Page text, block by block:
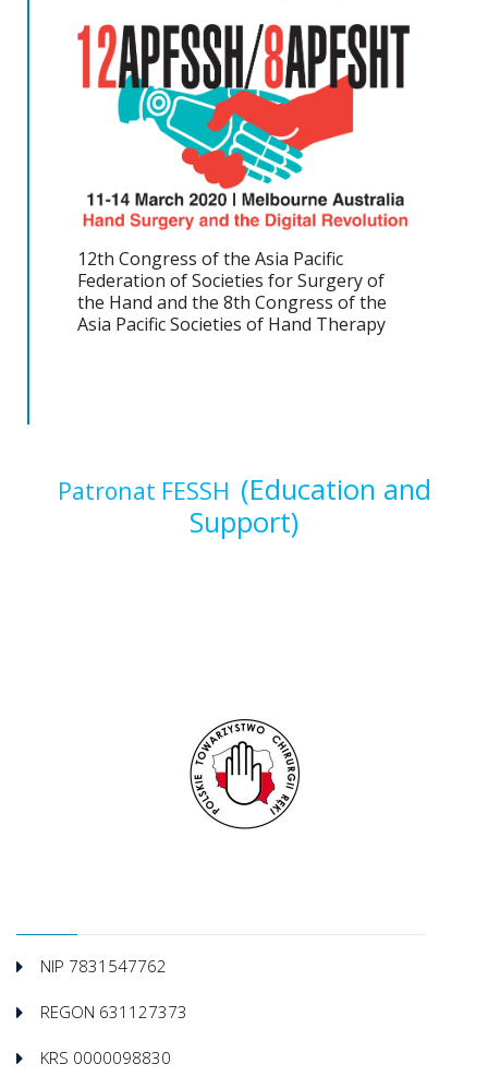
12th Congress of the Asia Pacific
Federation of Societies for Surgery of
the Hand and the 8th Congress of the
Asia Pacific Societies of Hand Therapy
Patronat FESSH (Education and
Support)
NIP 7831547762
REGON 631127373
KRS 0000098830